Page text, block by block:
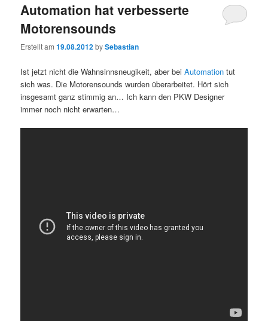
Automation hat verbesserte
Motorensounds
Erstellt am19.08.2012bySebastian
Ist jetzt nicht die Wahnsinnsneugikeit, aber beiAutomation tut
sich was. Die Motorensounds wurden überarbeitet. Hört sich
insgesamt ganz stimmig an… Ich kann den PKW Designer
immer noch nicht erwarten…